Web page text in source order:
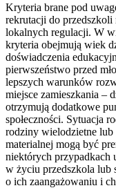
Kryteria brane pod
rekrutacji do przedszkoli
lokalnych regulacji. W
kryteria obejmują wiek
doświadczenia
pierwszeństwo przed
lepszych warunków
miejsce zamieszkania –
otrzymują dodatkowe
społeczności. Sytuacja
rodziny wielodzietne lub
materialnej mogą być
niektórych przypadkach
w życiu przedszkola lub
o ich zaangażowaniu i